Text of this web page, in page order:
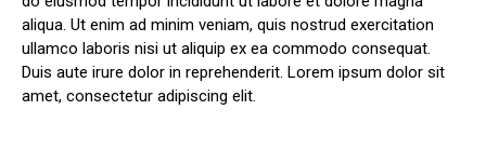
aliqua. Ut enim ad minim veniam, quis nostrud exercitation
ullamco laboris nisi ut aliquip ex ea commodo consequat.
Duis aute irure dolor in reprehenderit. Lorem ipsum dolor sit
amet, consectetur adipiscing elit.